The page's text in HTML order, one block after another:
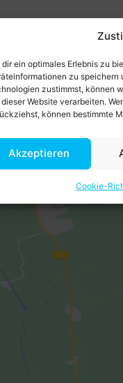
dir ein optimales Erlebnis zu
zu speichern
zustimmst, können
Website verarbeiten.
können bestimmte
Akzeptieren
Cookie-